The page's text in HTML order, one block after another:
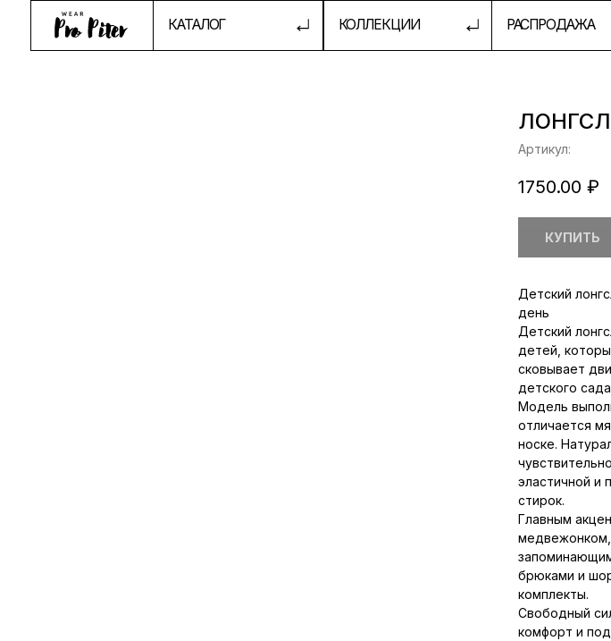
КАТАЛОГ РАСПРОДАЖА
КОЛЛЕКЦИИ
Артикул:
1750.00 ₽
КУПИТЬ
Детский
день
Детский
детей,
сковывает
детского
Модель
отличается
носке.
эластичной и
стирок.
Главным
брюками и
комплекты.
Свободный
комфорт и